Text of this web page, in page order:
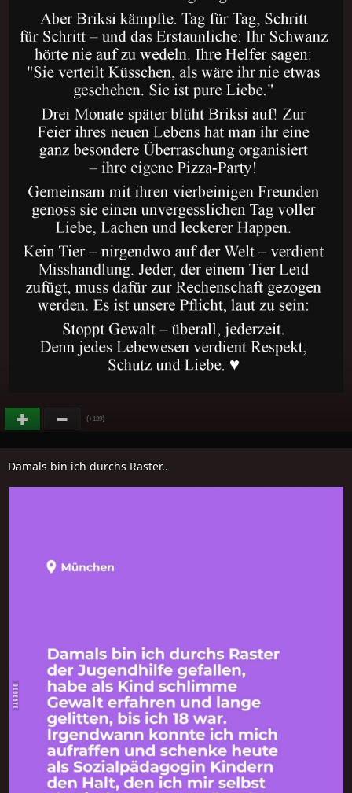
(+139)
Damals bin ich durchs Raster..